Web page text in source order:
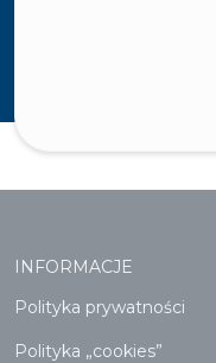
INFORMACJE
Polityka prywatności
Polityka „cookies”